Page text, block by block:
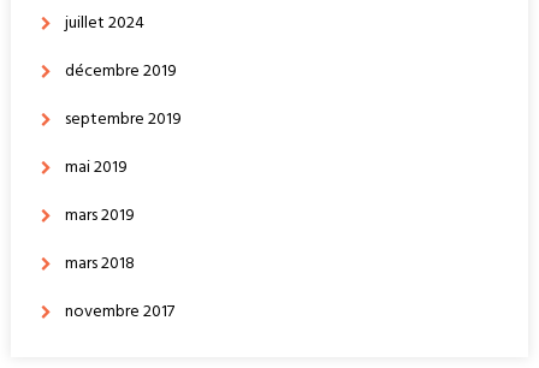
juillet 2024
décembre 2019
septembre 2019
mai 2019
mars 2019
mars 2018
novembre 2017